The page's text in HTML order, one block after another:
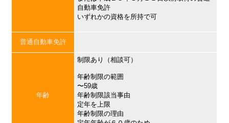
自動車免許
いずれかの資格を所持で可
普通自動車免許
年齢
制限あり（相談可）
年齢制限の範囲
〜59歳
年齢制限該当事由
定年を上限
年齢制限の理由